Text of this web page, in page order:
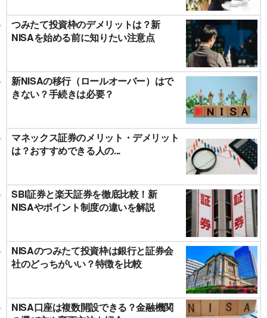
つみたて投資枠のデメリットは？新
NISAを始める前に知りたい注意点
新NISAの移行（ロールオーバー）はで
きない？手続きは必要？
マネックス証券のメリット・デメリット
は？おすすめできる人の...
SBI証券と楽天証券を徹底比較！新
NISAやポイント制度の違いを解説
NISAのつみたて投資枠は銀行と証券会
社のどっちがいい？特徴を比較
NISA口座は複数開設できる？金融機関